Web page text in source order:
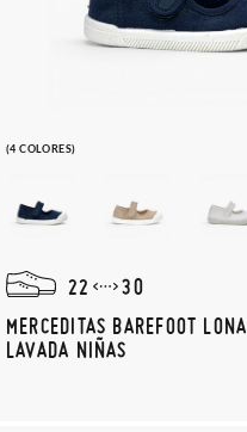
(4 COLORES)
22
30
MERCEDITAS BAREFOOT LONA
LAVADA NIÑAS